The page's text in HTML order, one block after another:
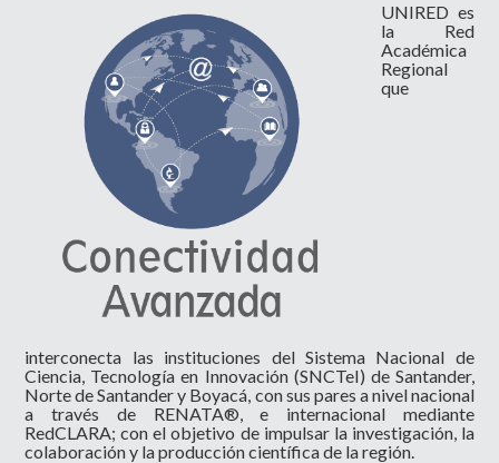
UNIRED es
la Red
Académica
Regional
que
interconecta las instituciones del Sistema Nacional de
Ciencia, Tecnología en Innovación (SNCTeI) de Santander,
Norte de Santander y Boyacá, con sus pares a nivel nacional
a través de RENATA®, e internacional mediante
RedCLARA; con el objetivo de impulsar la investigación, la
colaboración y la producción científica de la región.